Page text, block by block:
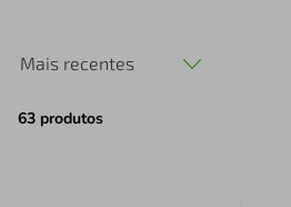
Mais recentes
63 produtos
perfume
4º air fryer